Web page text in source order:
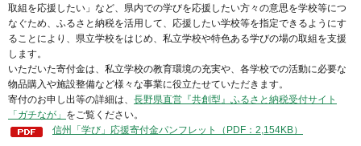
取組を応援したい」など、県内での学びを応援したい方々の意思を学校等につ
なぐため、ふるさと納税を活用して、応援したい学校等を指定できるようにす
ることにより、県立学校をはじめ、私立学校や特色ある学びの場の取組を支援
します。
いただいた寄付金は、私立学校の教育環境の充実や、各学校での活動に必要な
物品購入や施設整備など様々な事業に役立たせていただきます。
寄付のお申し出等の詳細は、 長野県直営『共創型』ふるさと納税受付サイト
「ガチなが」 をご覧ください。
信州「学び」応援寄付金パンフレット（PDF：2,154KB）